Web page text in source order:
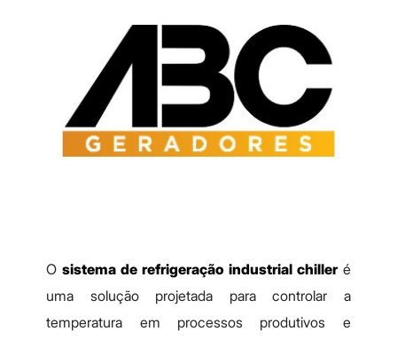
Osistema de refrigeração industrial chilleré
uma solução projetada para controlar a
temperatura em processos produtivos e